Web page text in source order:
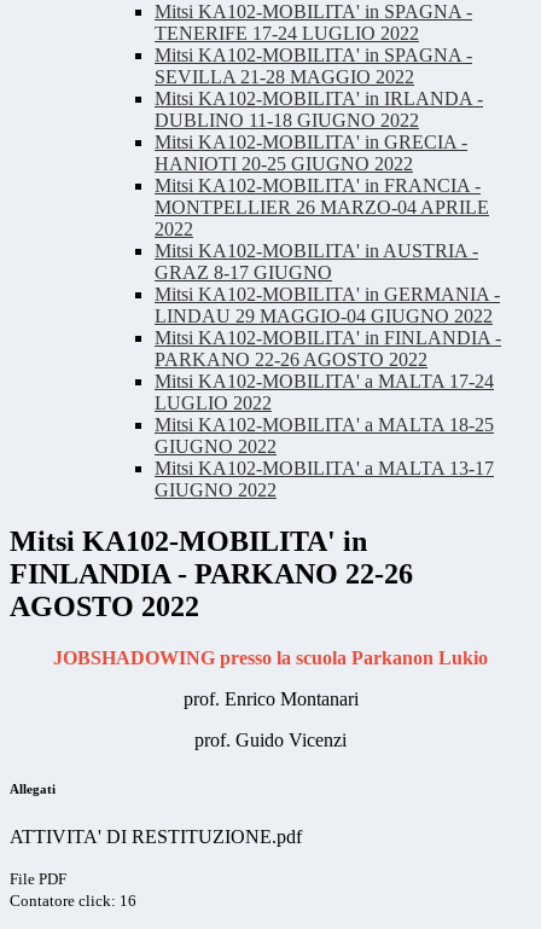
Mitsi KA102-MOBILITA' in SPAGNA -
TENERIFE 17-24 LUGLIO 2022
Mitsi KA102-MOBILITA' in SPAGNA -
SEVILLA 21-28 MAGGIO 2022
Mitsi KA102-MOBILITA' in IRLANDA -
DUBLINO 11-18 GIUGNO 2022
Mitsi KA102-MOBILITA' in GRECIA -
HANIOTI 20-25 GIUGNO 2022
Mitsi KA102-MOBILITA' in FRANCIA -
MONTPELLIER 26 MARZO-04 APRILE
2022
Mitsi KA102-MOBILITA' in AUSTRIA -
GRAZ 8-17 GIUGNO
Mitsi KA102-MOBILITA' in GERMANIA -
LINDAU 29 MAGGIO-04 GIUGNO 2022
Mitsi KA102-MOBILITA' in FINLANDIA -
PARKANO 22-26 AGOSTO 2022
Mitsi KA102-MOBILITA' a MALTA 17-24
LUGLIO 2022
Mitsi KA102-MOBILITA' a MALTA 18-25
GIUGNO 2022
Mitsi KA102-MOBILITA' a MALTA 13-17
GIUGNO 2022
Mitsi KA102-MOBILITA' in
FINLANDIA - PARKANO 22-26
AGOSTO 2022
JOBSHADOWING presso la scuola Parkanon Lukio
prof. Enrico Montanari
prof. Guido Vicenzi
Allegati
ATTIVITA' DI RESTITUZIONE.pdf
File PDF
Contatore click: 16